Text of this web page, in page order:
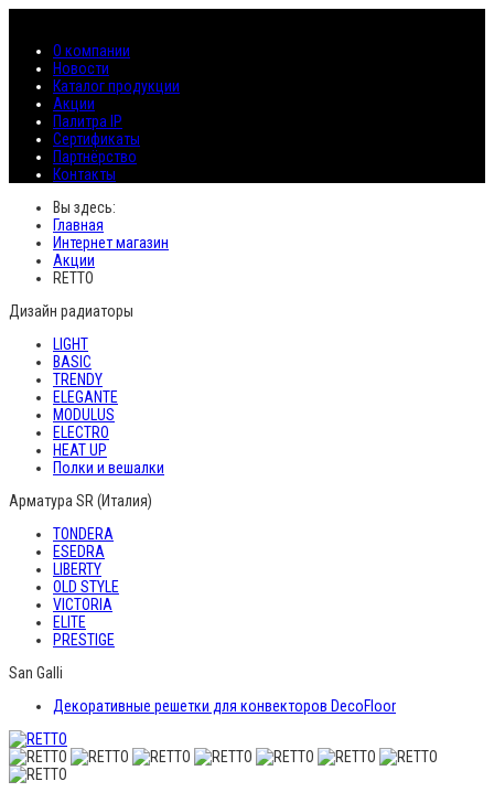
О компании
Новости
Каталог продукции
Акции
Палитра IP
Сертификаты
Партнёрство
Контакты
Вы здесь:
Главная
Интернет магазин
Акции
RETTO
Дизайн радиаторы
LIGHT
BASIC
TRENDY
ELEGANTE
MODULUS
ELECTRO
HEAT UP
Полки и вешалки
Арматура SR (Италия)
TONDERA
ESEDRA
LIBERTY
OLD STYLE
VICTORIA
ELITE
PRESTIGE
San Galli
Декоративные решетки для конвекторов DecoFloor